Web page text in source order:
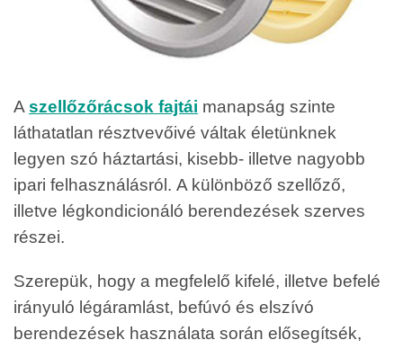
A szellőzőrácsok fajtái manapság szinte
láthatatlan résztvevőivé váltak életünknek
legyen szó háztartási, kisebb- illetve nagyobb
ipari felhasználásról. A különböző szellőző,
illetve légkondicionáló berendezések szerves
részei.
Szerepük, hogy a megfelelő kifelé, illetve befelé
irányuló légáramlást, befúvó és elszívó
berendezések használata során elősegítsék,